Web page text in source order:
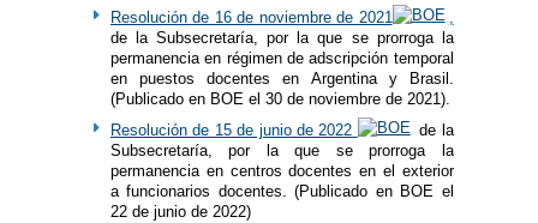
Resolución de 16 de noviembre de 2021
,
de la Subsecretaría, por la que se prorroga la
permanencia en régimen de adscripción temporal
en puestos docentes en Argentina y Brasil.
(Publicado en BOE el 30 de noviembre de 2021).
Resolución de 15 de junio de 2022
de la
Subsecretaría, por la que se prorroga la
permanencia en centros docentes en el exterior
a funcionarios docentes. (Publicado en BOE el
22 de junio de 2022)